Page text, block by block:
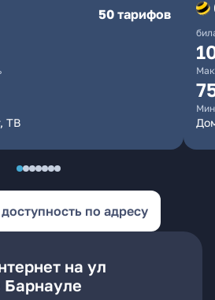
50 тарифов
ТВ
по адресу
на ул